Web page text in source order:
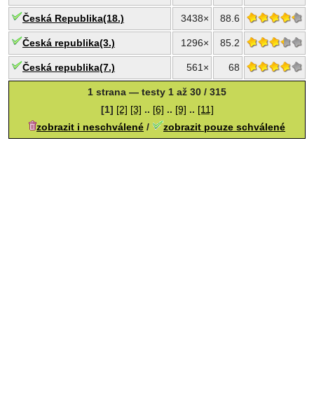
Česká Republika(18.) 3438× 88.6
Česká republika(3.) 1296× 85.2
Česká republika(7.) 561× 68
1 strana — testy 1 až 30 / 315
[1] [2] [3] .. [6] .. [9] .. [11]
zobrazit i neschválené / zobrazit pouze schválené